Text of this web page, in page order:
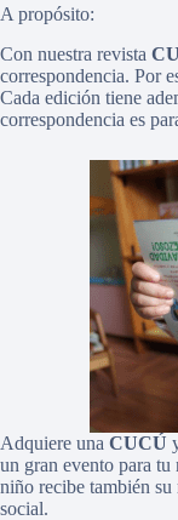
A propósito:
Con nuestra revista
correspondencia. Por
Cada edición tiene
correspondencia es
Adquiere una CUCÚ
un gran evento para
niño recibe también
social.